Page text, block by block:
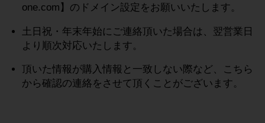
one.com】のドメイン設定をお願いいたします。
土日祝・年末年始にご連絡頂いた場合は、翌営業日
より順次対応いたします。
頂いた情報が購入情報と一致しない際など、こちら
から確認の連絡をさせて頂くことがございます。